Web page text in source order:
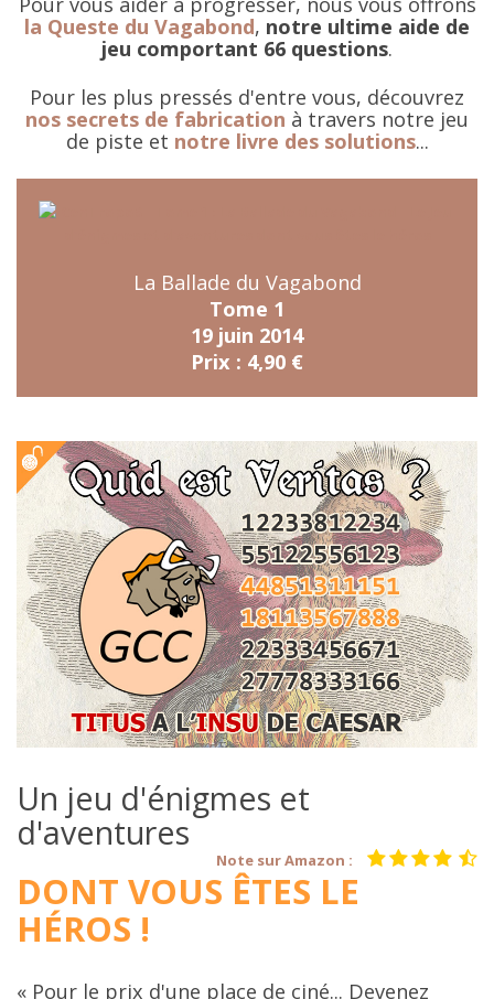
la Queste du Vagabond, notre ultime aide de
jeu comportant 66 questions.
Pour les plus pressés d'entre vous, découvrez
nos secrets de fabrication à travers notre jeu
de piste et notre livre des solutions...
La Ballade du Vagabond
Tome 1
19 juin 2014
Prix : 4,90 €
Un jeu d'énigmes et
d'aventures
Note sur Amazon :
DONT VOUS ÊTES LE
HÉROS !
« Pour le prix d'une place de ciné... Devenez